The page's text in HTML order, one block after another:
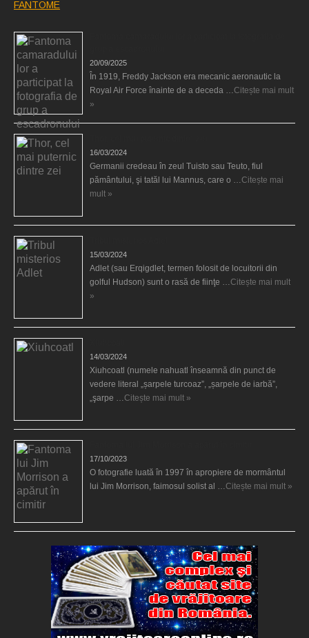
FANTOME
20/09/2025
În 1919, Freddy Jackson era mecanic aeronautic la
Royal Air Force înainte de a deceda … Citește mai mult
»
16/03/2024
Germanii credeau în zeul Tuisto sau Teuto, fiul
pământului, şi tatăl lui Mannus, care o … Citește mai
mult »
15/03/2024
Adlet (sau Erqigdlet, termen folosit de locuitorii din
golful Hudson) sunt o rasă de fiinţe … Citește mai mult
»
14/03/2024
Xiuhcoatl (numele nahuatl înseamnă din punct de
vedere literal „șarpele turcoaz”, „șarpele de iarbă”,
„şarpe … Citește mai mult »
17/10/2023
O fotografie luată în 1997 în apropiere de mormântul
lui Jim Morrison, faimosul solist al … Citește mai mult »